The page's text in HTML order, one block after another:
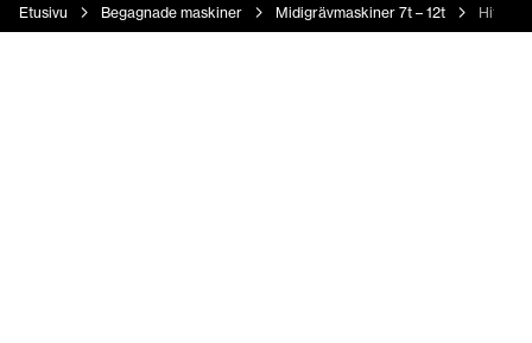
Etusivu Begagnade maskiner Midigrävmaskiner 7t – 12t Hitachi